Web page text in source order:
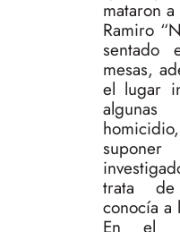
mataron
Ramiro
sentado
mesas,
el lugar
trata
conocía a